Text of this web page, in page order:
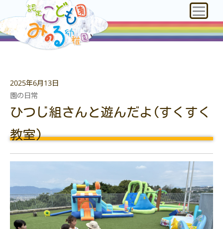
2025年6月13日
園の日常
ひつじ組さんと遊んだよ(すくすく
教室)